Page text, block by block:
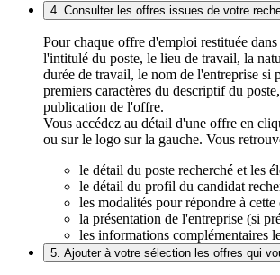
4. Consulter les offres issues de votre
Pour chaque offre d'emploi restituée
l'intitulé du poste, le lieu de travail, la
durée de travail, le nom de l'entreprise si
premiers caractères du descriptif du
publication de l'offre.
Vous accédez au détail d'une offre en
ou sur le logo sur la gauche. Vous
le détail du poste recherché et les
le détail du profil du candidat
les modalités pour répondre à
la présentation de l'entreprise (si
les informations complémentaires
5. Ajouter à votre sélection les offres qui